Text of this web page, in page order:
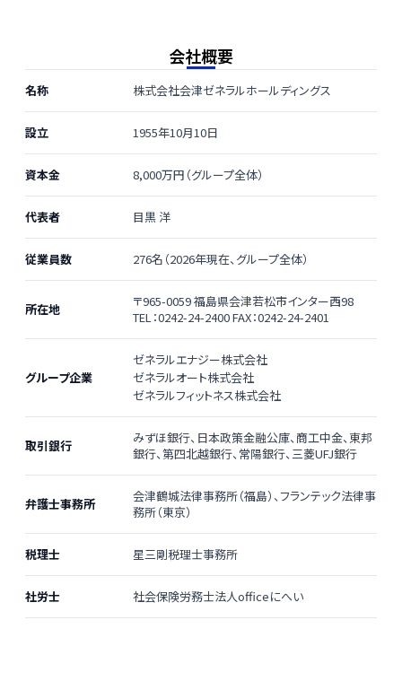
会社概要
名称 株式会社会津ゼネラルホールディングス
設立 1955年10月10日
資本金 8,000万円（グループ全体）
代表者 目黒 洋
従業員数 276名（2026年現在、グループ全体）
所在地
〒965-0059 福島県会津若松市インター西98
TEL：0242-24-2400 FAX：0242-24-2401
グループ企業
ゼネラルエナジー株式会社
ゼネラルオート株式会社
ゼネラルフィットネス株式会社
取引銀行
みずほ銀行、日本政策金融公庫、商工中金、東邦
銀行、第四北越銀行、常陽銀行、三菱UFJ銀行
弁護士事務所
会津鶴城法律事務所（福島）、フランテック法律事
務所（東京）
税理士 星三剛税理士事務所
社労士 社会保険労務士法人officeにへい